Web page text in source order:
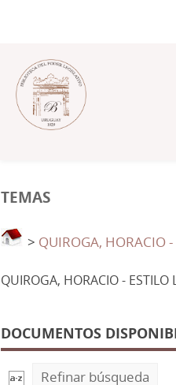
TEMAS
> QUIROGA, HORACIO
QUIROGA, HORACIO - ESTILO
DOCUMENTOS
Refinar búsqueda